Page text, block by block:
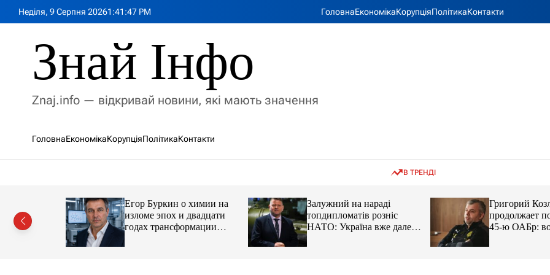
Неділя, 9 Серпня 20261 :41 :49 PM ГоловнаЕкономікаКорупціяПолітикаКонтакти
Знай Інфо
Znaj.info — відкривай новини, які мають значення
ГоловнаЕкономікаКорупціяПолітикаКонтакти
В ТРЕНДІ
із
Егор Буркин о химии на
изломе эпох и двадцати
годах трансформации
Залужний на нараді
топдипломатів розніс
НАТО: Україна вже далеко
попереду
Григорий
продолжает
45-ю ОАБр:
передали